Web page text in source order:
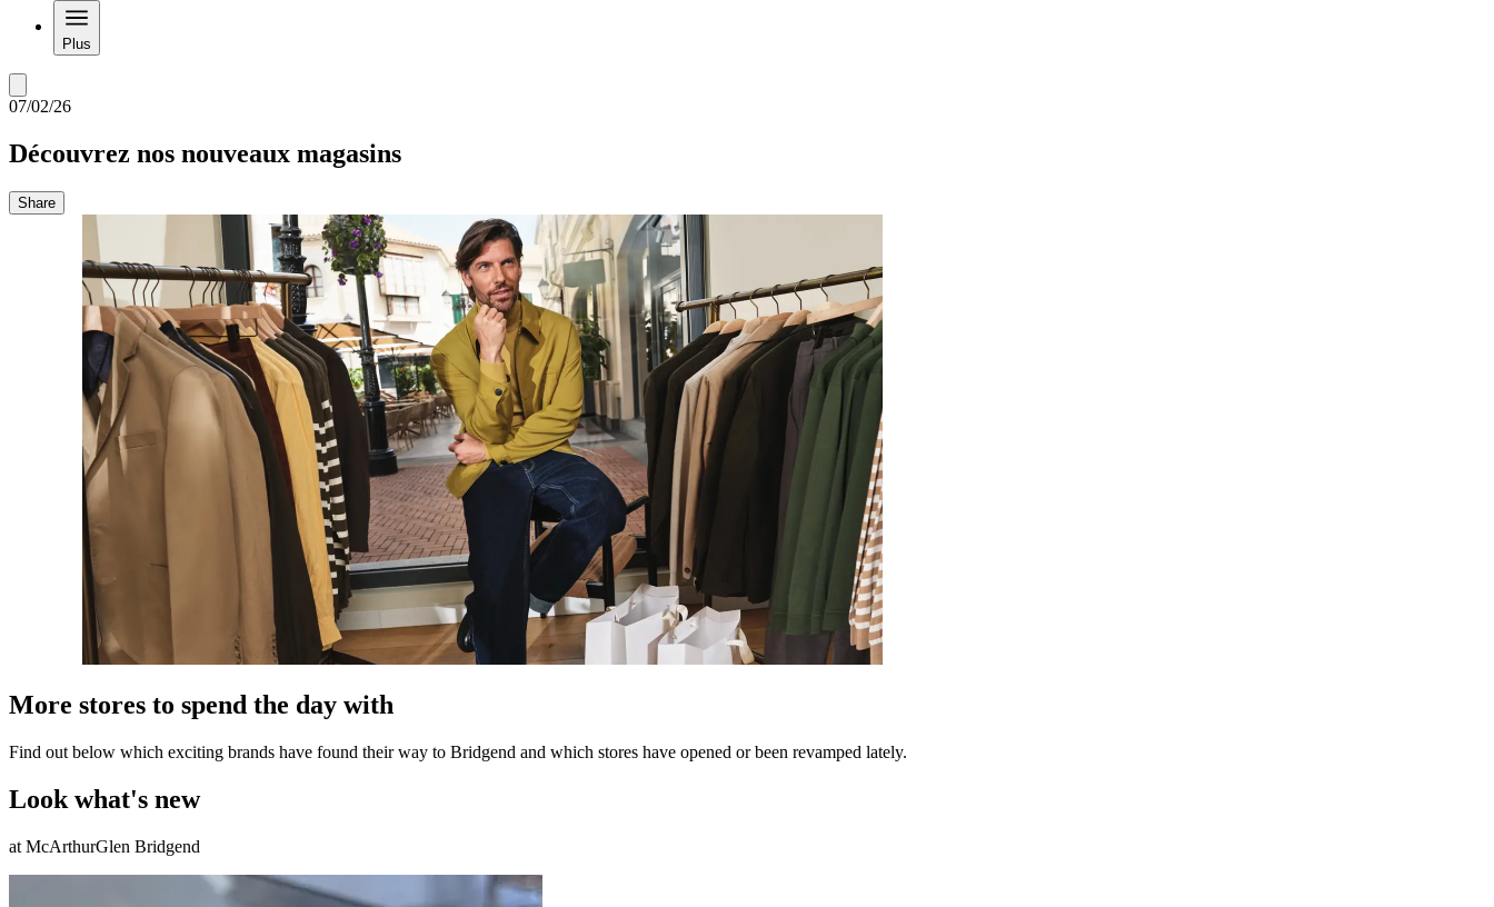
Plus
07/02/26
Découvrez nos nouveaux magasins
Share
More stores to spend the day with
Find out below which exciting brands have found their way to Bridgend and which stores have opened or been revamped lately.
Look what's new
at McArthurGlen Bridgend